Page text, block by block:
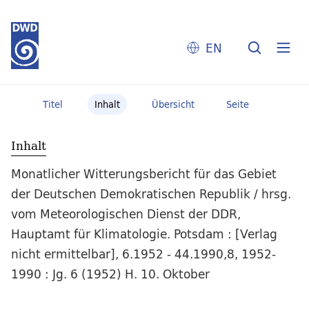
EN
Titel Inhalt Übersicht Seite
Inhalt
Monatlicher Witterungsbericht für das Gebiet
der Deutschen Demokratischen Republik / hrsg.
vom Meteorologischen Dienst der DDR,
Hauptamt für Klimatologie. Potsdam : [Verlag
nicht ermittelbar], 6.1952 - 44.1990,8, 1952-
1990 : Jg. 6 (1952) H. 10. Oktober